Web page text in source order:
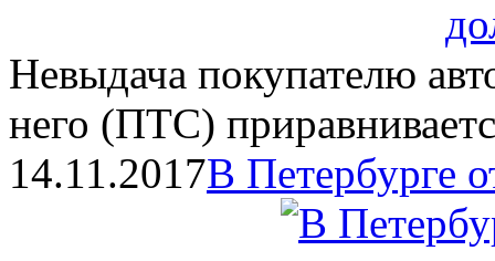
Невыдача покупателю
него (ПТС)
14.11.2017В Петербурге